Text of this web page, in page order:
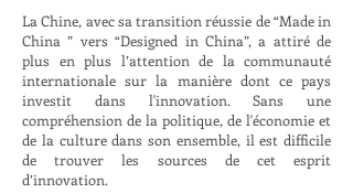
La Chine, avec sa transition réussie de “Made in
China ” vers “Designed in China”, a attiré de
plus en plus l’attention de la communauté
internationale sur la manière dont ce pays
investit dans l'innovation. Sans une
compréhension de la politique, de l'économie et
de la culture dans son ensemble, il est difficile
de trouver les sources de cet esprit
d’innovation.